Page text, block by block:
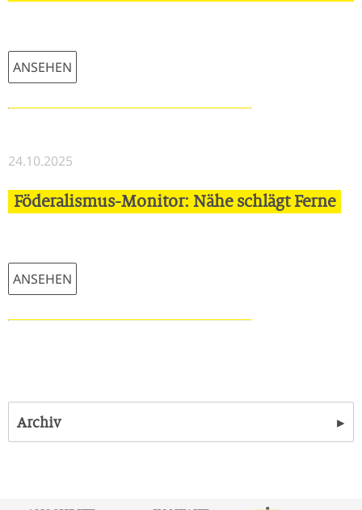
ANSEHEN
24.10.2025
Föderalismus-Monitor: Nähe schlägt Ferne
ANSEHEN
Archiv ▸